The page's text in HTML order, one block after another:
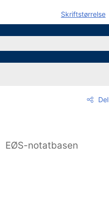
Skriftstørrelse
Del
EØS-notatbasen